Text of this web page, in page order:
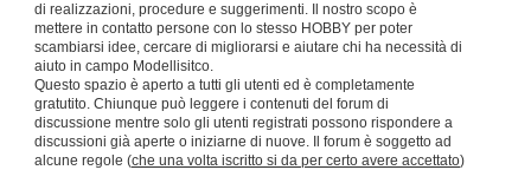
di realizzazioni, procedure e suggerimenti. Il nostro scopo è
mettere in contatto persone con lo stesso HOBBY per poter
scambiarsi idee, cercare di migliorarsi e aiutare chi ha necessità di
aiuto in campo Modellisitco.
Questo spazio è aperto a tutti gli utenti ed è completamente
gratutito. Chiunque può leggere i contenuti del forum di
discussione mentre solo gli utenti registrati possono rispondere a
discussioni già aperte o iniziarne di nuove. Il forum è soggetto ad
alcune regole (che una volta iscritto si da per certo avere accettato)